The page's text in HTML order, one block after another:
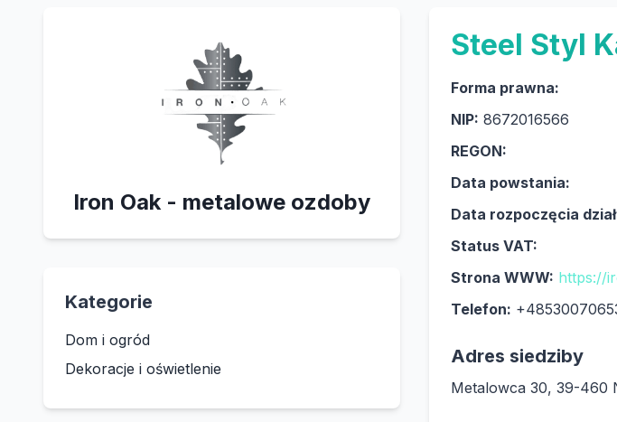
Iron Oak - metalowe ozdoby
Kategorie
Dom i ogród
Dekoracje i oświetlenie
Steel Styl
Forma prawna:
NIP: 8672016566
REGON:
Data powstania:
Data rozpoczęcia
Status VAT:
Strona WWW: https://
Telefon:
Adres siedziby
Metalowca 30, 39-460